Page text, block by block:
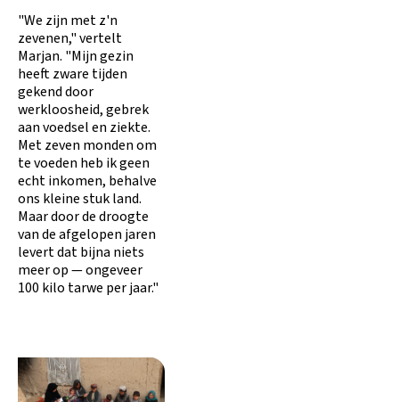
"We zijn met z'n
zevenen," vertelt
Marjan. "Mijn gezin
heeft zware tijden
gekend door
werkloosheid, gebrek
aan voedsel en ziekte.
Met zeven monden om
te voeden heb ik geen
echt inkomen, behalve
ons kleine stuk land.
Maar door de droogte
van de afgelopen jaren
levert dat bijna niets
meer op — ongeveer
100 kilo tarwe per jaar."